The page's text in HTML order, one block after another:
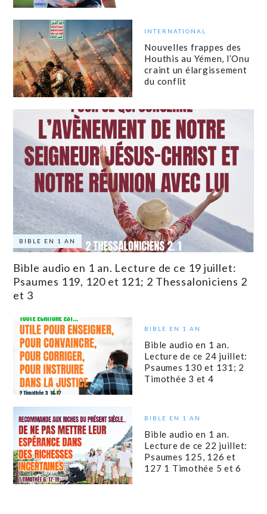
INTERNATIONAL
Nouvelles frappes des
Houthis au Yémen, l’Onu
craint un élargissement
du conflit
BIBLE EN 1 AN
Bible audio en 1 an. Lecture de ce 19 juillet:
Psaumes 119, 120 et 121; 2 Thessaloniciens 2
et 3
BIBLE EN 1 AN
Bible audio en 1 an.
Lecture de ce 24 juillet:
Psaumes 130 et 131; 2
Timothée 3 et 4
BIBLE EN 1 AN
Bible audio en 1 an.
Lecture de ce 22 juillet:
Psaumes 125, 126 et
127 1 Timothée 5 et 6